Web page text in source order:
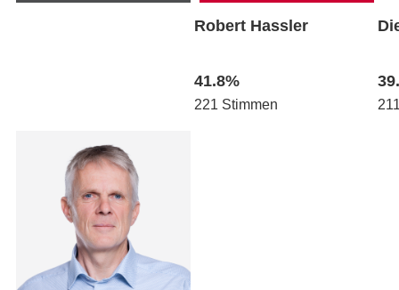
Robert Hassler
41.8%
221 Stimmen